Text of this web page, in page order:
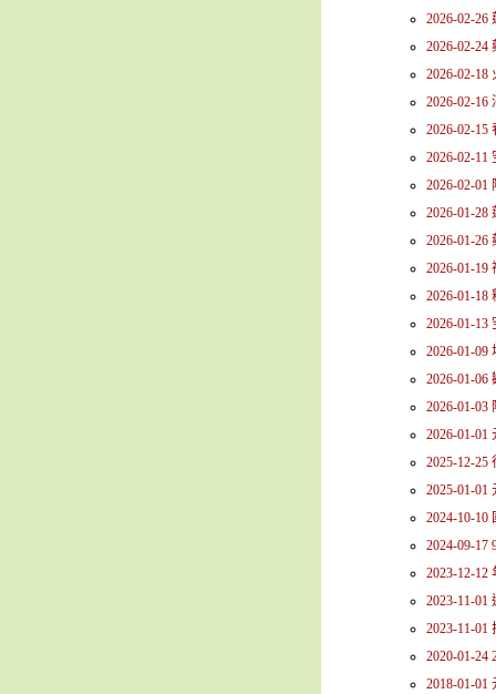
2026-02-26
2026-02-24
2026-02-18
2026-02-16
2026-02-15
2026-02-11
2026-02-01
2026-01-
2026-01-26
2026-01-19
2026-01-
2026-01-13
2026-01-09
2026-01-06
2026-01-03
2026-01-01
2025-12-25
2025-01-01
2024-10-10
2024-09-17
2023-12-12
2023-11-01
2023-11-
2020-01-24
2018-01-01